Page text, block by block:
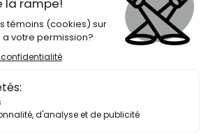
EST,
INFOLETTRE